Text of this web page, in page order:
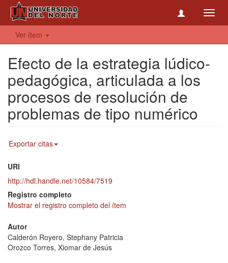
Ver ítem
Efecto de la estrategia lúdico-
pedagógica, articulada a los
procesos de resolución de
problemas de tipo numérico
Exportar citas
URI
http://hdl.handle.net/10584/7519
Registro completo
Mostrar el registro completo del ítem
Autor
Calderón Royero, Stephany Patricia
Orozco Torres, Xiomar de Jesús